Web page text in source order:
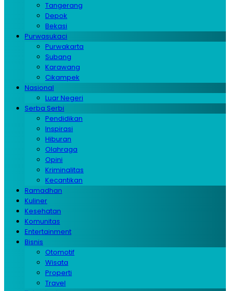
Tangerang
Depok
Bekasi
Purwasukaci
Purwakarta
Subang
Karawang
Cikampek
Nasional
Luar Negeri
Serba Serbi
Pendidikan
Inspirasi
Hiburan
Olahraga
Opini
Kriminalitas
Kecantikan
Ramadhan
Kuliner
Kesehatan
Komunitas
Entertainment
Bisnis
Otomotif
Wisata
Properti
Travel